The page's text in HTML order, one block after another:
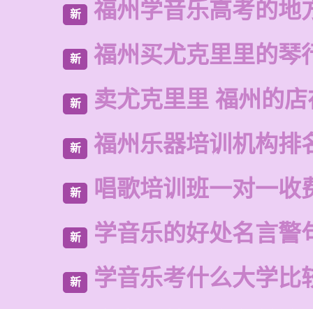
新 福州学音乐高考的地
新 福州买尤克里里的琴
新 卖尤克里里 福州的
新 福州乐器培训机构排
新 唱歌培训班一对一收
新 学音乐的好处名言警
新 学音乐考什么大学比